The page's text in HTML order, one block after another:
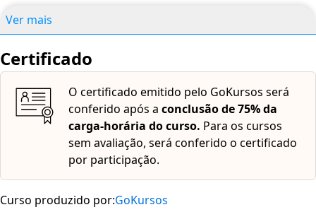
condicionantes que interferem diretamente na produção
por meio de ferramentas gráficas e teóricas referentes às
etapas do projeto arquitetônico. • Compreender de
maneira prática como as condicionantes naturais do
terreno implicam incisivamente durante a elaboração do
projeto arquitetônico e construção do seu partido; •
Analisar a conjuntura legal que abarca o setor da
construção civil, principalmente no que tange ao trabalho
desenvolvido pelo arquiteto e urbanista.
Ver mais
Certificado
O certificado emitido pelo GoKursos será
conferido após a conclusão de 75% da
carga-horária do curso. Para os cursos
sem avaliação, será conferido o certificado
por participação.
Curso produzido por:GoKursos